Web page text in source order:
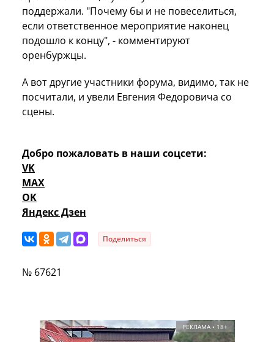
поддержали. "Почему бы и не повеселиться,
если ответственное мероприятие наконец
подошло к концу", - комментируют
оренбуржцы.
А вот другие участники форума, видимо, так не
посчитали, и увели Евгения Федоровича со
сцены.
Добро пожаловать в наши соцсети:
VK
MAX
OK
Яндекс Дзен
Поделиться
№ 67621
РЕКЛАМА • 18+